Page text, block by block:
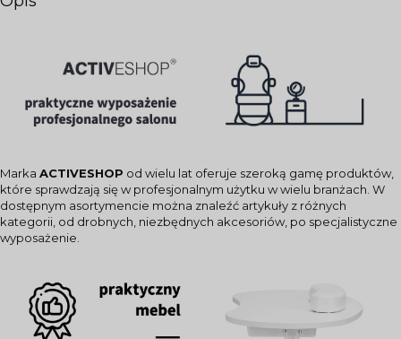
Marka ACTIVESHOP od wielu lat oferuje szeroką gamę produktów,
które sprawdzają się w profesjonalnym użytku w wielu branżach. W
dostępnym asortymencie można znaleźć artykuły z różnych
kategorii, od drobnych, niezbędnych akcesoriów, po specjalistyczne
wyposażenie.